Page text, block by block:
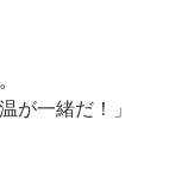
が一緒だ！」